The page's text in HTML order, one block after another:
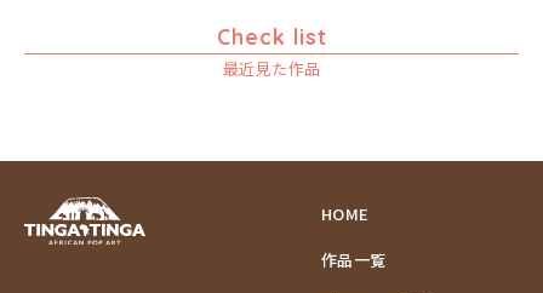
Check list
最近見た作品
HOME
作品一覧